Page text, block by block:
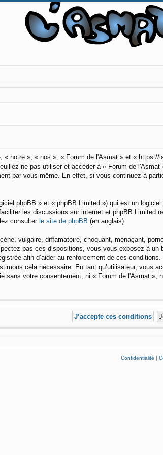
notre », « nos », « Forum de l'Asmat » et «
ne pas utiliser et accéder à « Forum de
par vous-même. En effet, si vous continuez à
phpBB » et « phpBB Limited ») qui est un
les discussions sur internet et phpBB
consulter le site de phpBB (en anglais).
vulgaire, diffamatoire, choquant, menaçant,
pas ces dispositions, vous vous exposez à
afin d’aider au renforcement de ces
cela nécessaire. En tant qu’utilisateur,
sans votre consentement, ni « Forum de l'Asmat
Confidentialité |